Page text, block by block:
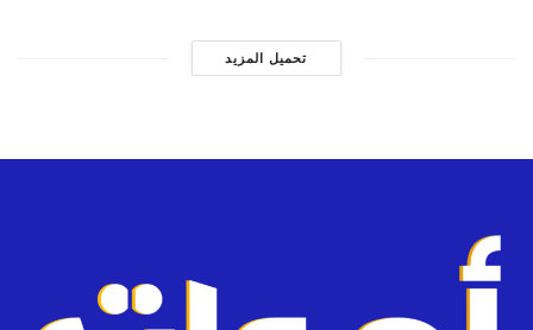
تحميل المزيد